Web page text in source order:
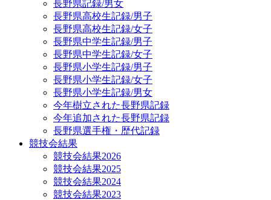
長野県記録/男女
長野県高校生記録/男子
長野県高校生記録/女子
長野県中学生記録/男子
長野県中学生記録/女子
長野県小学生記録/男子
長野県小学生記録/女子
長野県小学生記録/男女
今年樹立された長野県記録
今年追加された長野県記録
長野県選手権・歴代記録
競技会結果
競技会結果2026
競技会結果2025
競技会結果2024
競技会結果2023